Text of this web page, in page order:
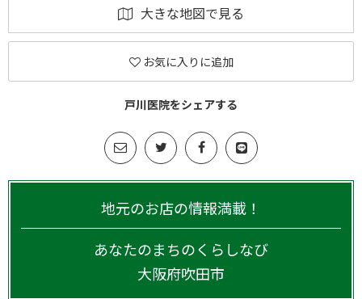
大きな地図で見る
お気に入りに追加
戸川医院をシェアする
地元のお店の情報満載！
あなたのまちのくらしなび
大阪府吹田市